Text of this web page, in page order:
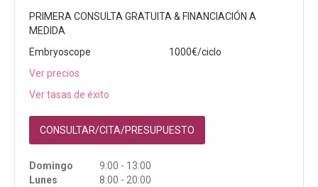
PRIMERA CONSULTA GRATUITA & FINANCIACIÓN A
MEDIDA
Embryoscope
1000€/ciclo
Ver precios
Ver tasas de éxito
CONSULTAR/CITA/PRESUPUESTO
Domingo
9:00 - 13:00
Lunes
8:00 - 20:00